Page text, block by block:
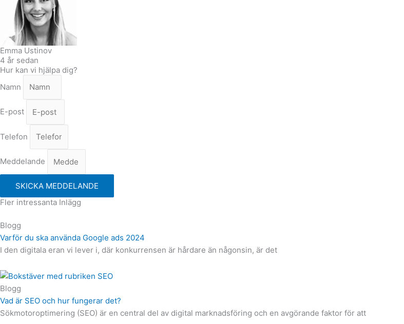
Emma Ustinov
4 år sedan
Hur kan vi hjälpa dig?
Namn
E-post
Telefon
Meddelande
SKICKA MEDDELANDE
Fler intressanta Inlägg
Blogg
Varför du ska använda Google ads 2024
I den digitala eran vi lever i, där konkurrensen är hårdare än någonsin, är det
Blogg
Vad är SEO och hur fungerar det?
Sökmotoroptimering (SEO) är en central del av digital marknadsföring och en avgörande faktor för att